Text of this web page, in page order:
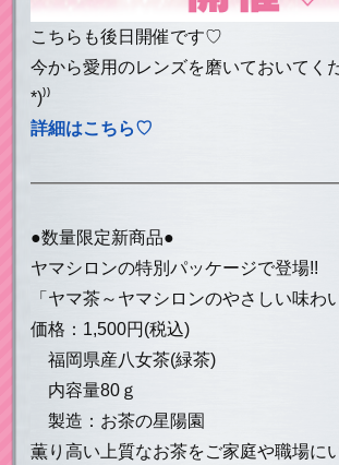
こちらも後日開催です♡
今から愛用のレンズを磨いておいてくだ
*)⁾⁾
詳細はこちら♡
●数量限定新商品●
ヤマシロンの特別パッケージで登場!!
「ヤマ茶～ヤマシロンのやさしい味わ
価格：1,500円(税込)
福岡県産八女茶(緑茶)
内容量80ｇ
製造：お茶の星陽園
薫り高い上質なお茶をご家庭や職場に